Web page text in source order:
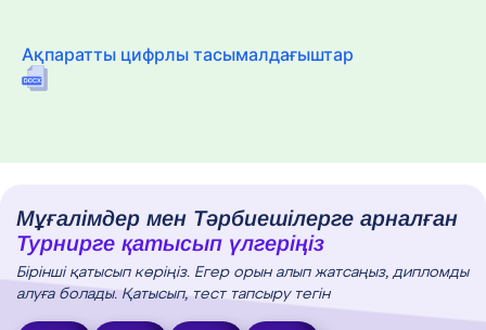
Ақпаратты цифрлы тасымалдағыштар
Мұғалімдер мен Тәрбиешілерге арналған
Турнирге қатысып үлгеріңіз
Бірінші қатысып көріңіз. Егер орын алып жатсаңыз, дипломды
алуға болады. Қатысып, тест тапсыру тегін